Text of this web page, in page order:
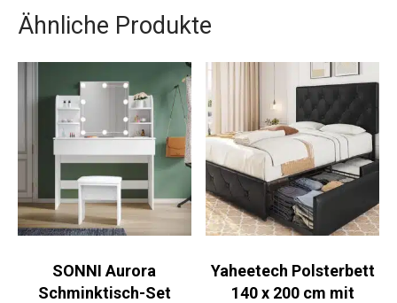
Ähnliche Produkte
SONNI Aurora
Schminktisch-Set
Yaheetech Polsterbett
140 x 200 cm mit